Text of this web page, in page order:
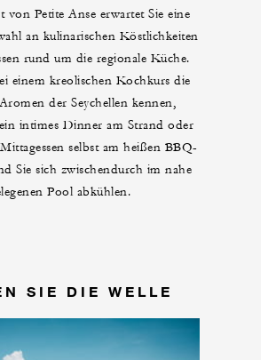
von Petite Anse erwartet Sie eine
an kulinarischen Köstlichkeiten
rund um die regionale Küche.
einem kreolischen Kochkurs die
der Seychellen kennen,
intimes Dinner am Strand oder
selbst am heißen BBQ-
Sie sich zwischendurch im nahe
Pool abkühlen.
SIE DIE WELLE